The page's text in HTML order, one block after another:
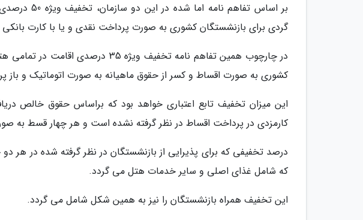
بر اساس
گردی برای بازنشستگان کشوری به صورت پرداخت نقدی و یا با کارت
در چارچوب همین تفاهم نامه تخفیف
کشوری به صورت اقساط و کسر از حقوق ماهیانه به صورت اتوماتیک و باز
این میزان تخفیف تابع اعتباری خواهد بود که براساس حقوق خالص
کارمزدی در پرداخت اقساط در نظر گرفته نشده است و هر چهار قسط به
که شامل غذای اصلی و سایر خدمات هتل می گردد.
این تخفیف همراه بازنشستگان را نیز به همین شکل شامل می گردد.